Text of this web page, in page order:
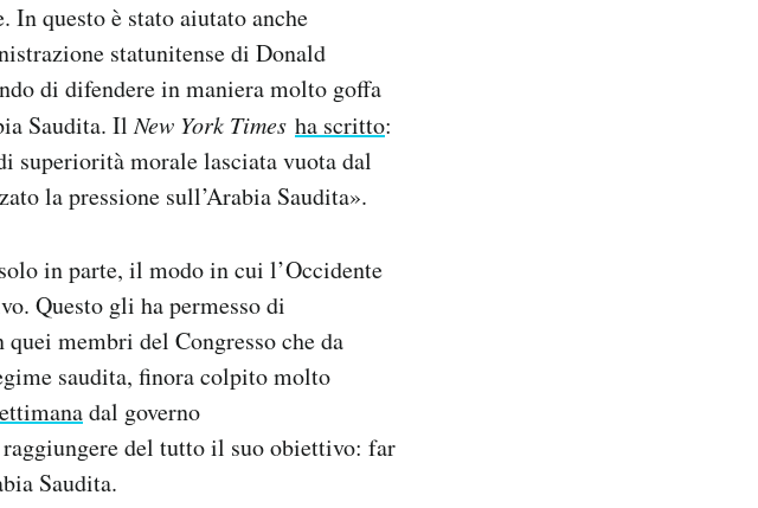
In questo è stato aiutato anche
statunitense di Donald
di difendere in maniera molto goffa
Saudita. IlNew York Times ha scritto:
superiorità morale lasciata vuota dal
la pressione sull’Arabia Saudita».
in parte, il modo in cui l’Occidente
Questo gli ha permesso di
membri del Congresso che da
saudita, finora colpito molto
dal governo
del tutto il suo obiettivo: far
Saudita.